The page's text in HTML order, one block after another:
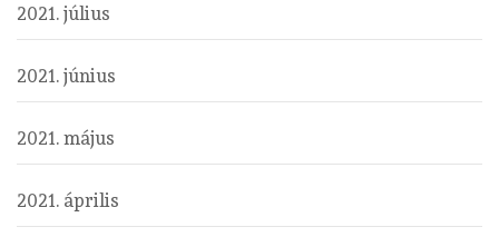
2021. július
2021. június
2021. május
2021. április